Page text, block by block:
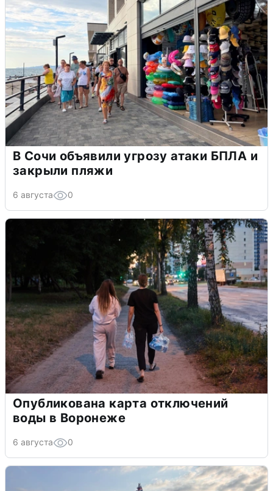
В Сочи объявили угрозу атаки БПЛА и
закрыли пляжи
6 августа 0
Опубликована карта отключений
воды в Воронеже
6 августа 0